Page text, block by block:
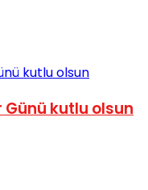
Günü kutlu olsun